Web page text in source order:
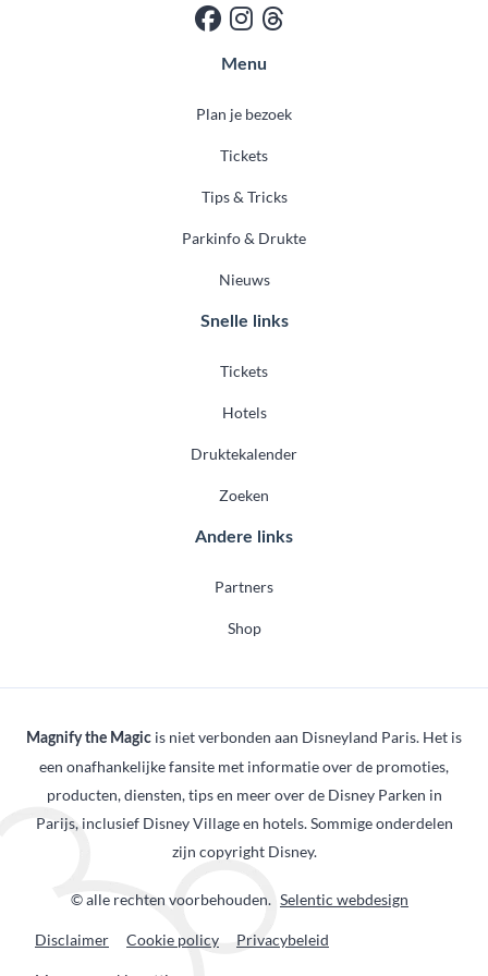
Menu
Plan je bezoek
Tickets
Tips & Tricks
Parkinfo & Drukte
Nieuws
Snelle links
Tickets
Hotels
Druktekalender
Zoeken
Andere links
Partners
Shop
Magnify the Magic is niet verbonden aan Disneyland Paris. Het is
een onafhankelijke fansite met informatie over de promoties,
producten, diensten, tips en meer over de Disney Parken in
Parijs, inclusief Disney Village en hotels. Sommige onderdelen
zijn copyright Disney.
© alle rechten voorbehouden. Selentic webdesign
Disclaimer Cookie policy Privacybeleid